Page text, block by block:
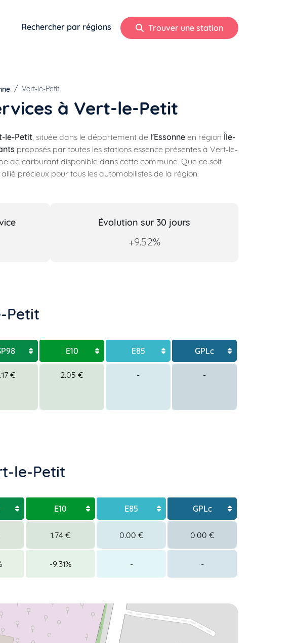
Rechercher par régions Trouver une station
Vert-le-Petit
à Vert-le-Petit
le-Petit, située dans le département de l'Essonne en région Île-
proposés par toutes les stations essence présentes à Vert-le-
de carburant disponible dans cette commune. Que ce soit
précieux pour tous les automobilistes de la région.
Évolution sur 30 jours
+9.52%
Petit
E10 E85 GPLc
€ 2.05 € - -
le-Petit
E10 E85 GPLc
1.74 € 0.00 € 0.00 €
-9.31% - -